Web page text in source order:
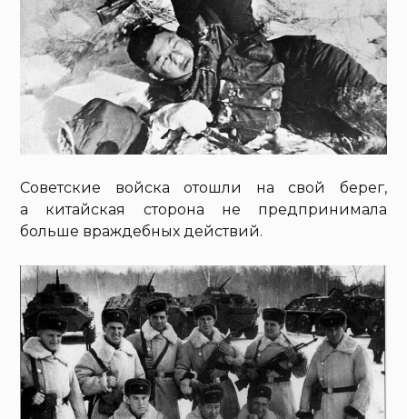
Советские войска отошли на свой берег,
а китайская сторона не предпринимала
больше враждебных действий.